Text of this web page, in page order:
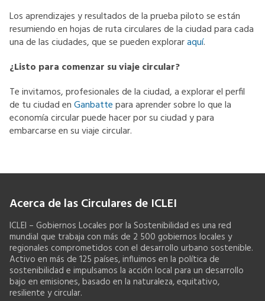
Los aprendizajes y resultados de la prueba piloto se están
resumiendo en hojas de ruta circulares de la ciudad para cada
una de las ciudades, que se pueden exploraraquí.
¿Listo para comenzar su viaje circular?
Te invitamos, profesionales de la ciudad, a explorar el perfil
de tu ciudad enGanbattepara aprender sobre lo que la
economía circular puede hacer por su ciudad y para
embarcarse en su viaje circular.
Acerca de las Circulares de ICLEI
ICLEI – Gobiernos Locales por la Sostenibilidad es una red
mundial que trabaja con más de 2 500 gobiernos locales y
regionales comprometidos con el desarrollo urbano sostenible.
Activo en más de 125 países, influimos en la política de
sostenibilidad e impulsamos la acción local para un desarrollo
bajo en emisiones, basado en la naturaleza, equitativo,
resiliente y circular.